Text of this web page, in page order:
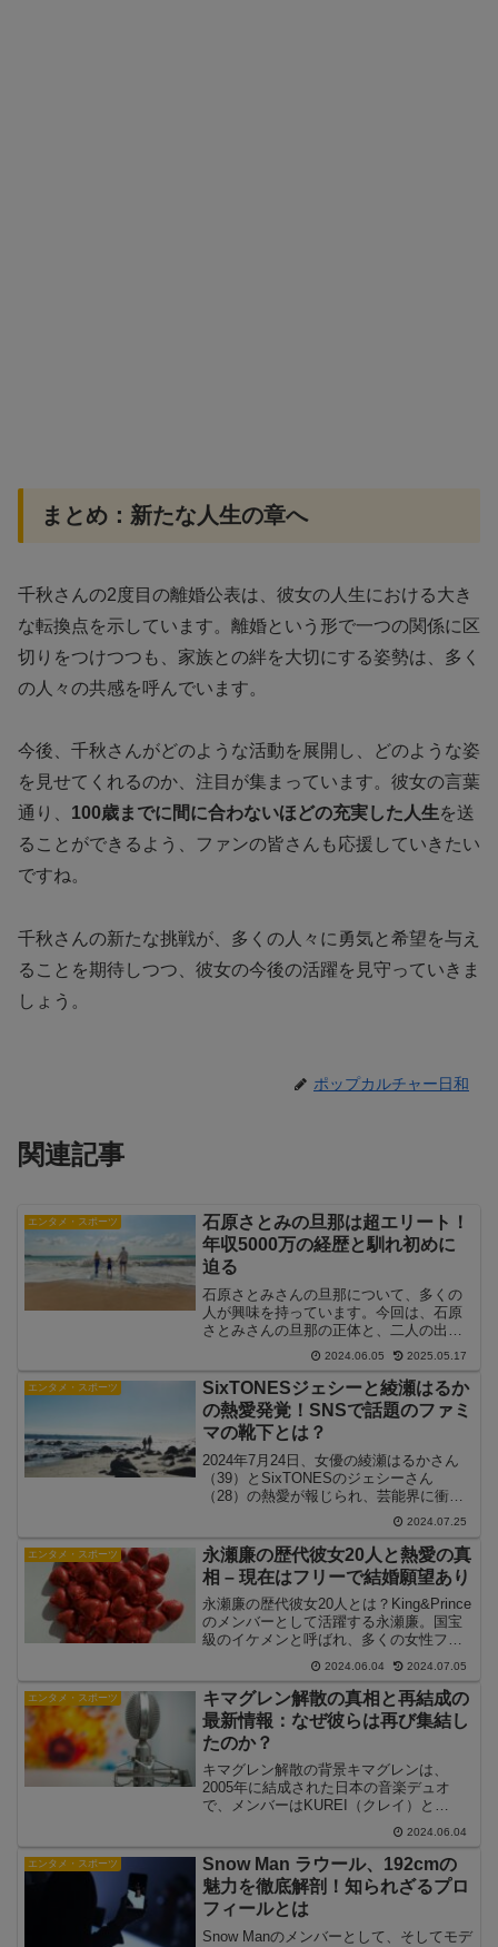
まとめ：新たな人生の章へ
千秋さんの2度目の離婚公表は、彼女の人生における大き
な転換点を示しています。離婚という形で一つの関係に区
切りをつけつつも、家族との絆を大切にする姿勢は、多く
の人々の共感を呼んでいます。
今後、千秋さんがどのような活動を展開し、どのような姿
を見せてくれるのか、注目が集まっています。彼女の言葉
通り、 100歳までに間に合わないほどの充実した人生を送
ることができるよう、ファンの皆さんも応援していきたい
ですね。
千秋さんの新たな挑戦が、多くの人々に勇気と希望を与え
ることを期待しつつ、彼女の今後の活躍を見守っていきま
しょう。
ポップカルチャー日和
関連記事
エンタメ・スポーツ
石原さとみの旦那は超エリート！
年収5000万の経歴と馴れ初めに
迫る
石原さとみさんの旦那について、多くの
人が興味を持っています。今回は、石原
さとみさんの旦那の正体と、二人の出会
いから結婚に至る経緯を徹底解説しま
す。旦那は糸木悠、東大卒ゴールドマン
サックス出身の社長石原さとみさんの旦
那は、糸木悠（いとき ゆう...
2024.06.05 2025.05.17
エンタメ・スポーツ
SixTONESジェシーと綾瀬はるか
の熱愛発覚！SNSで話題のファミ
マの靴下とは？
2024年7月24日、女優の綾瀬はるかさん
（39）とSixTONESのジェシーさん
（28）の熱愛が報じられ、芸能界に衝撃
が走りました。国民的女優と人気アイド
ルグループのメンバーという、まさに注
目度抜群のカップル誕生に、SNSは大い
に盛り上が...
2024.07.25
エンタメ・スポーツ
永瀬廉の歴代彼女20人と熱愛の真
相 – 現在はフリーで結婚願望あり
永瀬廉の歴代彼女20人とは？King&Prince
のメンバーとして活躍する永瀬廉。国宝
級のイケメンと呼ばれ、多くの女性ファ
ンから熱い視線を送られています。そん
な永瀬廉には過去に20人もの歴代彼女が
いたと噂されています。一体どのような
女性と噂...
2024.06.04 2024.07.05
エンタメ・スポーツ
キマグレン解散の真相と再結成の
最新情報：なぜ彼らは再び集結し
たのか？
キマグレン解散の背景キマグレンは、
2005年に結成された日本の音楽デュオ
で、メンバーはKUREI（クレイ）と
ISEKI（イセキ）です。彼らは「LIFE」
などのヒット曲で知られ、特に夏の季節
にぴったりの爽やかなサウンドで多くの
ファンを魅了しま...
2024.06.04
エンタメ・スポーツ
Snow Man ラウール、192cmの
魅力を徹底解剖！知られざるプロ
フィールとは
Snow Manのメンバーとして、そしてモデ